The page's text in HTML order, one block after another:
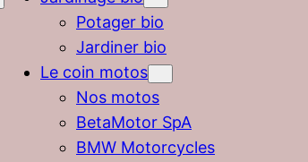
Potager bio
Jardiner bio
Le coin motos
Nos motos
BetaMotor SpA
BMW Motorcycles